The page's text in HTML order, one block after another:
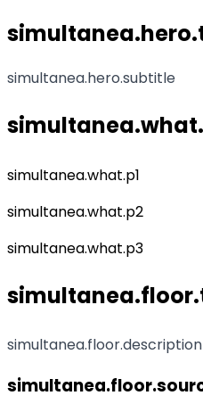
simultanea.hero.subtitle
simultanea.what.p1
simultanea.what.p2
simultanea.what.p3
simultanea.floor.description